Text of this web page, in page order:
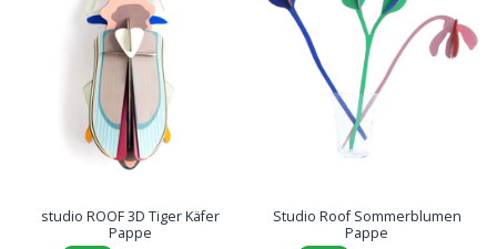
studio ROOF 3D Tiger Käfer
Pappe
Studio Roof Sommerblumen
Pappe